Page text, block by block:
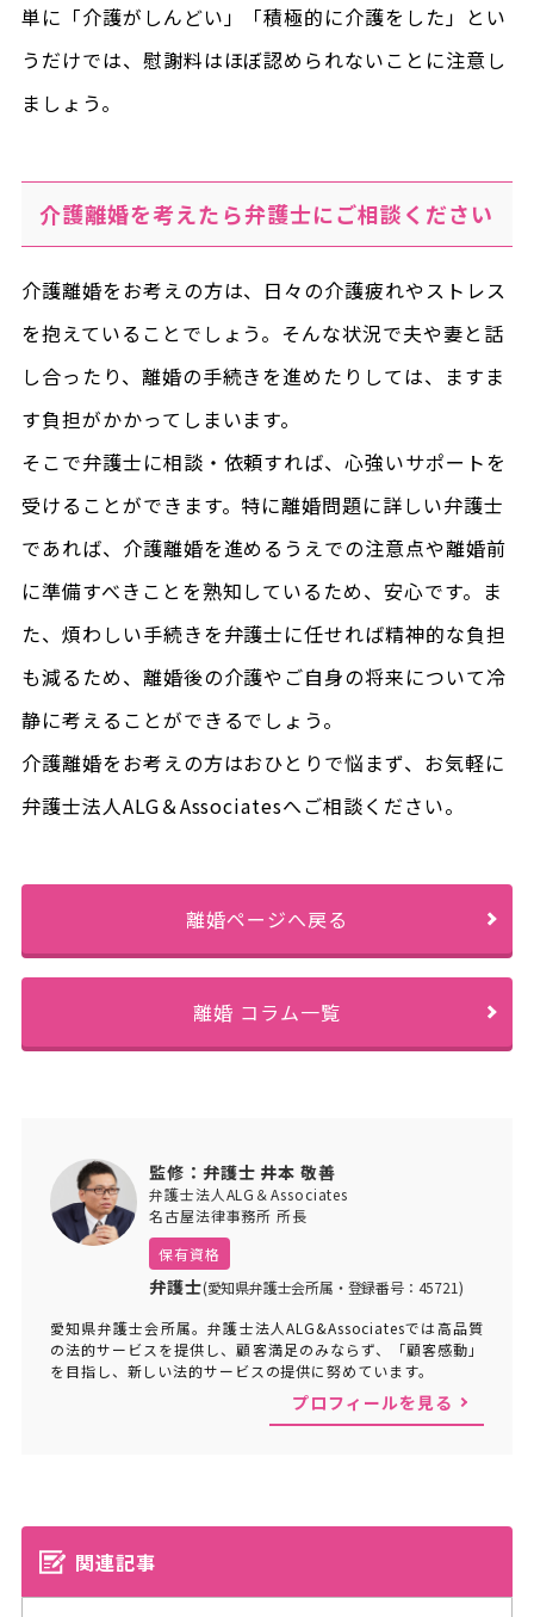
単に「介護がしんどい」「積極的に介護をした」とい
うだけでは、慰謝料はほぼ認められないことに注意し
ましょう。
介護離婚を考えたら弁護士にご相談ください
介護離婚をお考えの方は、日々の介護疲れやストレス
を抱えていることでしょう。そんな状況で夫や妻と話
し合ったり、離婚の手続きを進めたりしては、ますま
す負担がかかってしまいます。
そこで弁護士に相談・依頼すれば、心強いサポートを
受けることができます。特に離婚問題に詳しい弁護士
であれば、介護離婚を進めるうえでの注意点や離婚前
に準備すべきことを熟知しているため、安心です。ま
た、煩わしい手続きを弁護士に任せれば精神的な負担
も減るため、離婚後の介護やご自身の将来について冷
静に考えることができるでしょう。
介護離婚をお考えの方はおひとりで悩まず、お気軽に
弁護士法人ALG＆Associatesへご相談ください。
離婚ページへ戻る
離婚 コラム一覧
監修：弁護士 井本 敬善
弁護士法人ALG＆Associates
名古屋法律事務所 所長
保有資格
弁護士(愛知県弁護士会所属・登録番号：45721)
愛知県弁護士会所属。弁護士法人ALG&Associatesでは高品質
の法的サービスを提供し、顧客満足のみならず、「顧客感動」
を目指し、新しい法的サービスの提供に努めています。
プロフィールを見る
関連記事